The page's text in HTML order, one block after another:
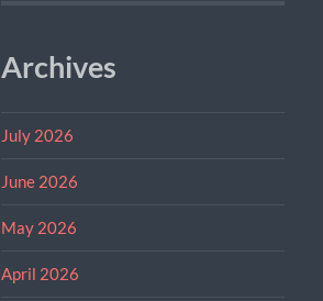
Archives
July 2026
June 2026
May 2026
April 2026